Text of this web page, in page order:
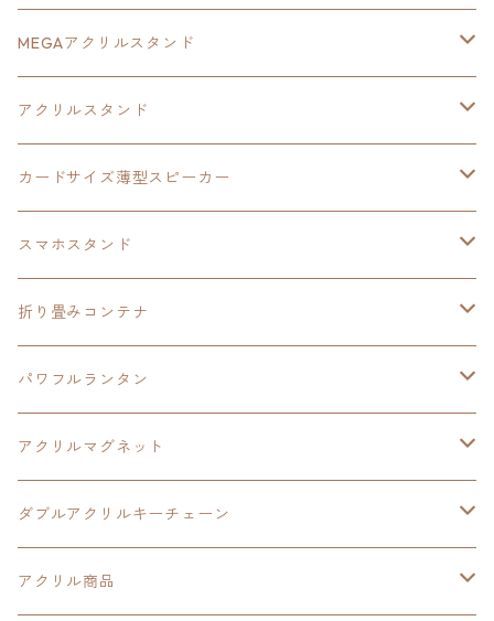
王冠クリップ
黎の軌跡
イースⅧ
創の軌跡
HOT-SHOT
イースⅨ
閃の軌跡Ⅳ
黎の軌跡Ⅱ
碧の軌跡：改
閃の軌跡Ⅲ
40周年記念
黎の軌跡
黎の軌跡Ⅱ
イースⅧ
軌跡シリーズ20周年記念
MEGAアクリルスタンド
黎の軌跡
アクリルスタンド
オーロラ
カードサイズ薄型スピーカー
黎の軌跡
40周年記念
スマホスタンド
ワイヤレス充電スマホスタンド
黎の軌跡
折り畳みコンテナ
黎の軌跡Ⅱ
イースⅧ
イースⅩ
創の軌跡
パワフルランタン
創の軌跡
アクリルマグネット
創の軌跡
界の軌跡
ダブルアクリルキーチェーン
創の軌跡
アクリル商品